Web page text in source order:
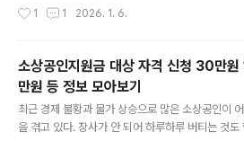
현실이 되면서, 단순히 오래 사는 것을 넘어 '어떻게
갈려 있어 본인의 라이프스타일에만 맞추면 피킹률(
'낮은 전월 실적'입니다. 보통 30만 원을 써야 혜택을
시중 은행 카드와 달리, 10만 원만 써도 혜택이 터
드가 있습니다. 오늘 이 글에서는 2026년 기준 우체
크카드의 양대 산맥인 '우체국 개이득 체크카드'와 '
플러스 체크카드'의 혜택을 전격 비교하고, 발급 전
1 1 2026. 1. 6.
소상공인지원금 대상 자격 신청 30만
만원 등 정보 모아보기
최근 경제 불황과 물가 상승으로 많은 소상공인이
을 겪고 있다. 장사가 안 되어 하루하루 버티는 것도